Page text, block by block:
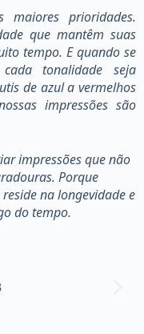
prioridades.
que mantêm suas
tempo. E quando se
tonalidade seja
de azul a vermelhos
impressões são
impressões que não
Porque
na longevidade e
do tempo.